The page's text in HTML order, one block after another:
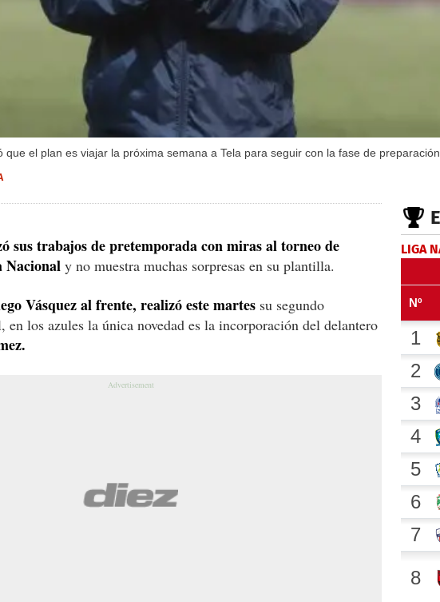
que el plan es viajar la próxima semana a Tela para seguir con la fase de
sus trabajos de pretemporada con miras al torneo de
Nacional y no muestra muchas sorpresas en su plantilla.
Vásquez al frente, realizó este martes su segundo
en los azules la única novedad es la incorporación del delantero
LIGA